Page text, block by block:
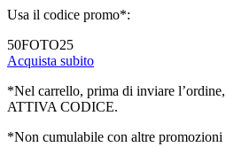
Usa il codice promo*:
50FOTO25
Acquista subito
*Nel carrello, prima di inviare
ATTIVA CODICE.
*Non cumulabile con altre promozioni